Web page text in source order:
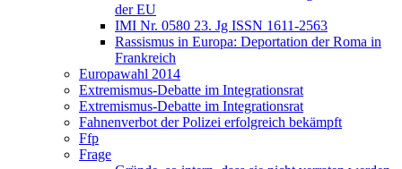
der EU
IMI Nr. 0580 23. Jg ISSN 1611-2563
Rassismus in Europa: Deportation der Roma in
Frankreich
Europawahl 2014
Extremismus-Debatte im Integrationsrat
Extremismus-Debatte im Integrationsrat
Fahnenverbot der Polizei erfolgreich bekämpft
Ffp
Frage